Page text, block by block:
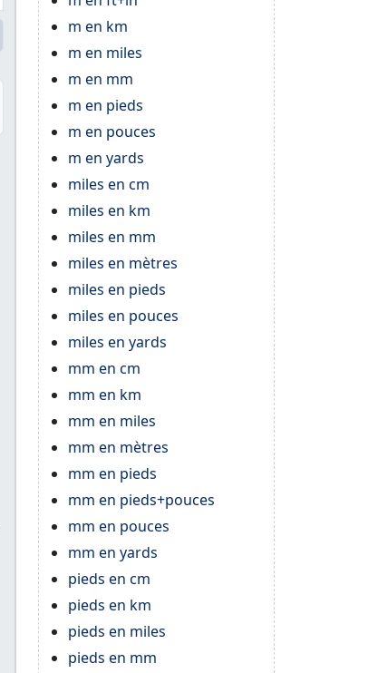
m en km
m en miles
m en mm
m en pieds
m en pouces
m en yards
miles en cm
miles en km
miles en mm
miles en mètres
miles en pieds
miles en pouces
miles en yards
mm en cm
mm en km
mm en miles
mm en mètres
mm en pieds
mm en pieds+pouces
mm en pouces
mm en yards
pieds en cm
pieds en km
pieds en miles
pieds en mm